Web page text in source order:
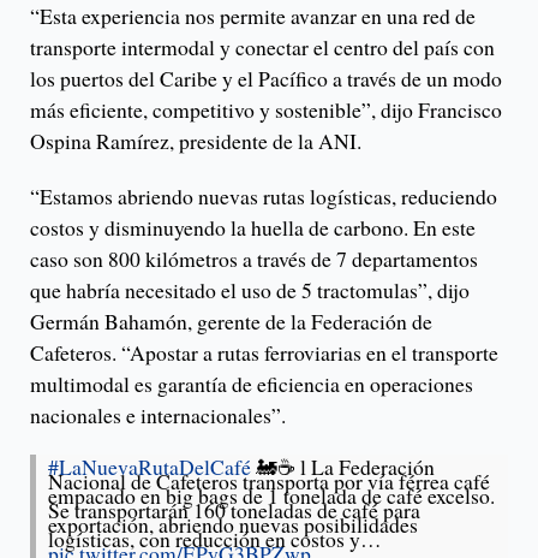
“Esta experiencia nos permite avanzar en una red de
transporte intermodal y conectar el centro del país con
los puertos del Caribe y el Pacífico a través de un modo
más eficiente, competitivo y sostenible”, dijo Francisco
Ospina Ramírez, presidente de la ANI.
“Estamos abriendo nuevas rutas logísticas, reduciendo
costos y disminuyendo la huella de carbono. En este
caso son 800 kilómetros a través de 7 departamentos
que habría necesitado el uso de 5 tractomulas”, dijo
Germán Bahamón, gerente de la Federación de
Cafeteros. “Apostar a rutas ferroviarias en el transporte
multimodal es garantía de eficiencia en operaciones
nacionales e internacionales”.
#LaNuevaRutaDelCafé🚂☕ l La Federación
Nacional de Cafeteros transporta por vía férrea café
empacado en big bags de 1 tonelada de café excelso.
Se transportarán 160 toneladas de café para
exportación, abriendo nuevas posibilidades
logísticas, con reducción en costos y…